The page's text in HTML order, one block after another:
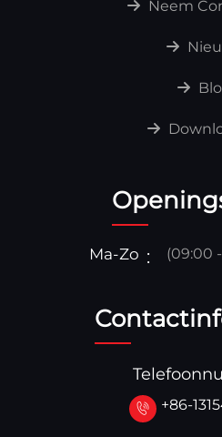
Neem
Ma-Zo (09:00
+86-